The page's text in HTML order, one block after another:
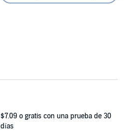
$7.09 o gratis con una prueba de 30
días